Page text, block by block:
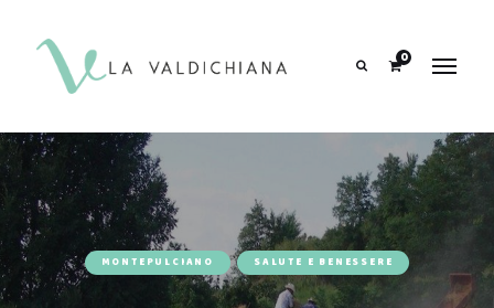
0
MONTEPULCIANO SALUTE E BENESSERE